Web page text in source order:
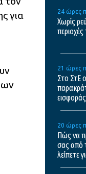
για
24 ώρες
Χωρίς
21 ώρες
Στο ΣτΕ
20 ώρες
Πώς να
σας από
λείπετε